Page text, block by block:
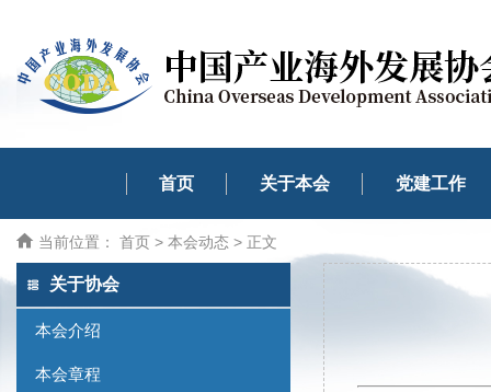
首页 关于本会 党建工作
当前位置： 首页 > 本会动态 > 正文
关于协会
本会介绍
本会章程